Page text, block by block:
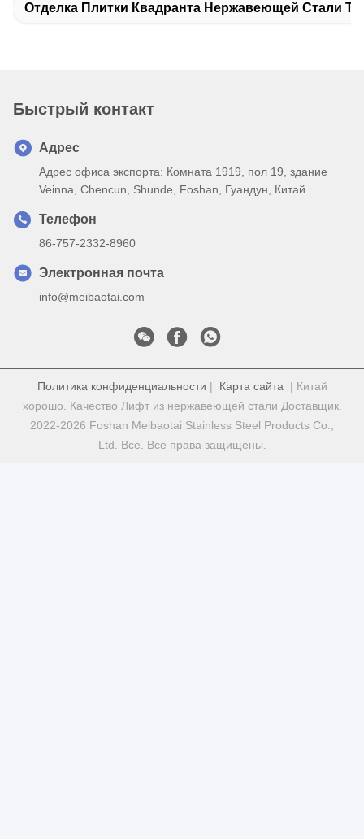
Отделка Плитки Квадранта Нержавеющей Стали
Быстрый контакт
Адрес
Адрес офиса экспорта: Комната 1919, пол 19, здание
Veinna, Chencun, Shunde, Foshan, Гуандун, Китай
Телефон
86-757-2332-8960
Электронная почта
info@meibaotai.com
Политика конфиденциальности | Карта сайта | Китай
хорошо. Качество Лифт из нержавеющей стали Доставщик.
2022-2026 Foshan Meibaotai Stainless Steel Products Co.,
Ltd. Все. Все права защищены.